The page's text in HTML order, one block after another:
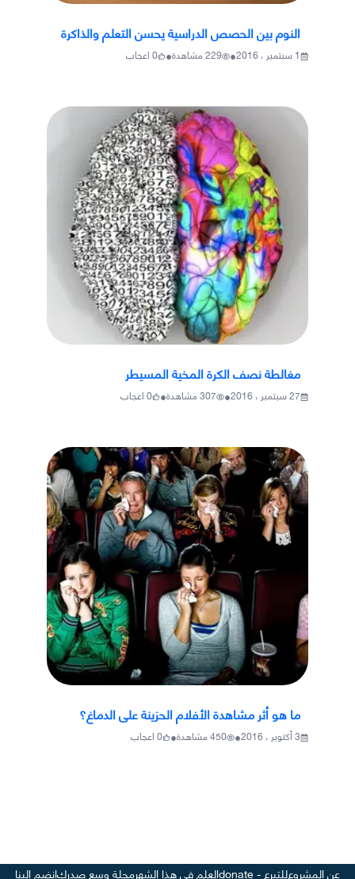
النوم بين الحصص الدراسية يحسن التعلم والذاكرة
1 سبتمبر ، 2016 •
229مشاهدة•
0اعجاب
مغالطة نصف الكرة المخية المسيطر
27 سبتمبر ، 2016 •
307مشاهدة•
0اعجاب
ما هو أثر مشاهدة الأفلام الحزينة على الدماغ؟
3 أكتوبر ، 2016 •
450مشاهدة•
0اعجاب
عن المشروعللتبرع - donate العلم في هذا الشهرمجلة وسع صدركانضم إلينا